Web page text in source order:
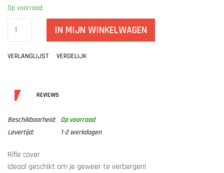
Op voorraad
IN MIJN WINKELWAGEN
VERLANGLIJST VERGELIJK
DETAILSREVIEWS
Beschikbaarheid:
Op voorraad
Levertijd:
1-2 werkdagen
Rifle cover
Ideaal geschikt om je geweer te verbergen!